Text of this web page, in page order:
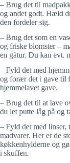
– Brug det til
og andet godt. Hæld
den fordeler sig.
– Brug det som en
og friske blomster –
en gåtur. Du kan evt.
– Fyld det med
og forær det i gave til
hjemmelavet gave.
– Brug det til at lave
du let putte låg på og
– Fyld det med linser,
madvarer. Her er de
køkkenhylderne og
i skuffen.